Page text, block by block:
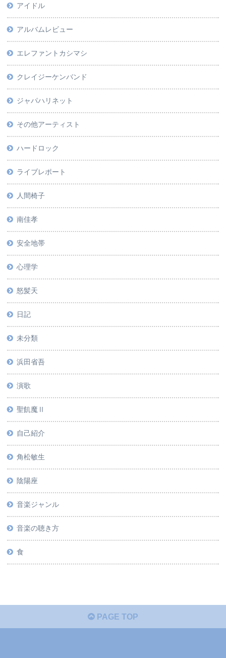
アイドル
アルバムレビュー
エレファントカシマシ
クレイジーケンバンド
ジャパハリネット
その他アーティスト
ハードロック
ライブレポート
人間椅子
南佳孝
安全地帯
心理学
怒髪天
日記
未分類
浜田省吾
演歌
聖飢魔Ⅱ
自己紹介
角松敏生
陰陽座
音楽ジャンル
音楽の聴き方
食
PAGE TOP